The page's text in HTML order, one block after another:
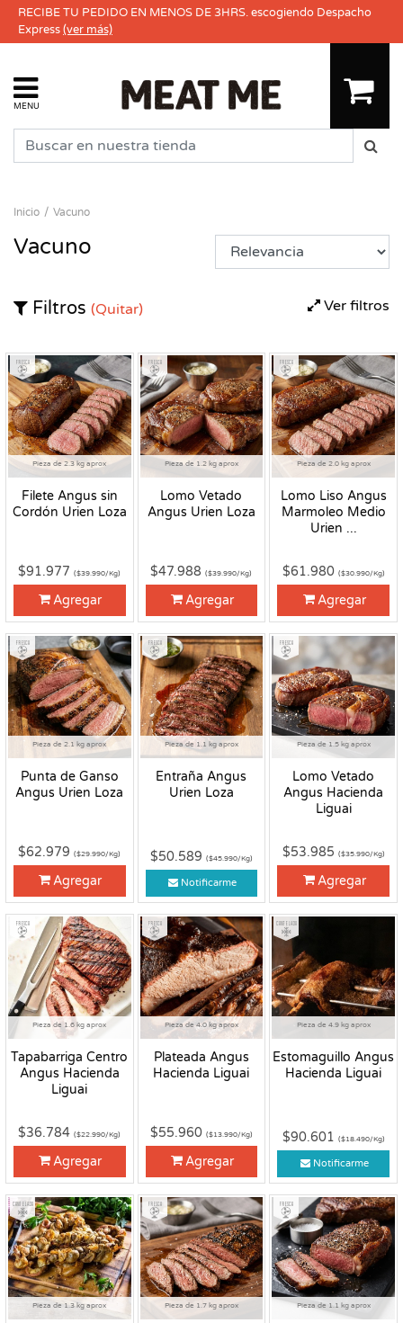
RECIBE TU PEDIDO EN MENOS DE 3HRS. escogiendo Despacho
Express(ver más)
MENU
Inicio Vacuno
Vacuno
Ver filtros
Filtros (Quitar)
Pieza de 2.3 kg aprox
Filete Angus sin
Cordón Urien Loza
Fresco
$91.977($39.990/Kg)
Agregar
Pieza de 1.2 kg aprox
Lomo Vetado
Angus Urien Loza
Fresco
$47.988($39.990/Kg)
Agregar
Pieza de 2.0 kg aprox
Lomo Liso Angus
Marmoleo Medio
Urien ...
Fresco
$61.980 ($30.990/Kg)
Agregar
Pieza de 2.1 kg aprox
Punta de Ganso
Angus Urien Loza
Fresco
$62.979($29.990/Kg)
Agregar
Pieza de 1.1 kg aprox
Entraña Angus
Urien Loza
Fresco
$50.589 ($45.990/Kg)
Notificarme
Pieza de 1.5 kg aprox
Lomo Vetado
Angus Hacienda
Liguai
Fresco
$53.985 ($35.990/Kg)
Agregar
Pieza de 1.6 kg aprox
Tapabarriga Centro
Angus Hacienda
Liguai
Fresco
$36.784($22.990/Kg)
Agregar
Pieza de 4.0 kg aprox
Plateada Angus
Hacienda Liguai
Fresco
$55.960 ($13.990/Kg)
Agregar
Pieza de 4.9 kg aprox
Estomaguillo Angus
Hacienda Liguai
Congelado
$90.601 ($18.490/Kg)
Notificarme
Pieza de 1.3 kg aprox
Congelado
Pieza de 1.7 kg aprox
Fresco
Pieza de 1.1 kg aprox
Fresco